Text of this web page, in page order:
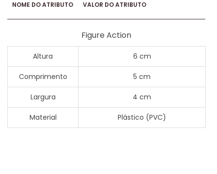
NOME DO ATRIBUTO VALOR DO ATRIBUTO
Figure Action
Altura 6 cm
Comprimento 5 cm
Largura 4 cm
Material Plástico (PVC)